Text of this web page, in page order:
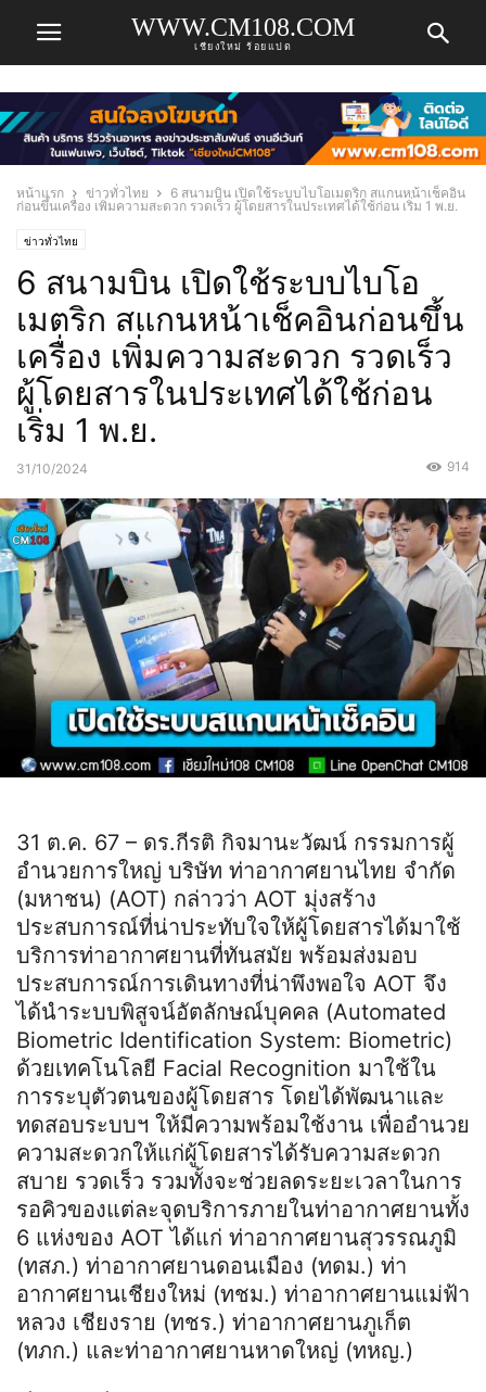
WWW.CM108.COM
เชียงใหม่ ร้อยแปด
หน้าแรก ข่าวทั่วไทย
6 สนามบิน เปิดใช้ระบบไบโอเมตริก สแกนหน้าเช็คอิน
ก่อนขึ้นเครื่อง เพิ่มความสะดวก รวดเร็ว ผู้โดยสารในประเทศได้ใช้ก่อน เริ่ม 1 พ.ย.
ข่าวทั่วไทย
6 สนามบิน เปิดใช้ระบบไบโอ
เมตริก สแกนหน้าเช็คอินก่อนขึ้น
เครื่อง เพิ่มความสะดวก รวดเร็ว
ผู้โดยสารในประเทศได้ใช้ก่อน
เริ่ม 1 พ.ย.
31/10/2024 914
31 ต.ค. 67 – ดร.กีรติ กิจมานะวัฒน์ กรรมการผู้
อำนวยการใหญ่ บริษัท ท่าอากาศยานไทย จำกัด
(มหาชน) (AOT) กล่าวว่า AOT มุ่งสร้าง
ประสบการณ์ที่น่าประทับใจให้ผู้โดยสารได้มาใช้
บริการท่าอากาศยานที่ทันสมัย พร้อมส่งมอบ
ประสบการณ์การเดินทางที่น่าพึงพอใจ AOT จึง
ได้นำระบบพิสูจน์อัตลักษณ์บุคคล (Automated
Biometric Identification System: Biometric)
ด้วยเทคโนโลยี Facial Recognition มาใช้ใน
การระบุตัวตนของผู้โดยสาร โดยได้พัฒนาและ
ทดสอบระบบฯ ให้มีความพร้อมใช้งาน เพื่ออำนวย
ความสะดวกให้แก่ผู้โดยสารได้รับความสะดวก
สบาย รวดเร็ว รวมทั้งจะช่วยลดระยะเวลาในการ
รอคิวของแต่ละจุดบริการภายในท่าอากาศยานทั้ง
6 แห่งของ AOT ได้แก่ ท่าอากาศยานสุวรรณภูมิ
(ทสภ.) ท่าอากาศยานดอนเมือง (ทดม.) ท่า
อากาศยานเชียงใหม่ (ทชม.) ท่าอากาศยานแม่ฟ้า
หลวง เชียงราย (ทชร.) ท่าอากาศยานภูเก็ต
(ทภก.) และท่าอากาศยานหาดใหญ่ (ทหญ.)